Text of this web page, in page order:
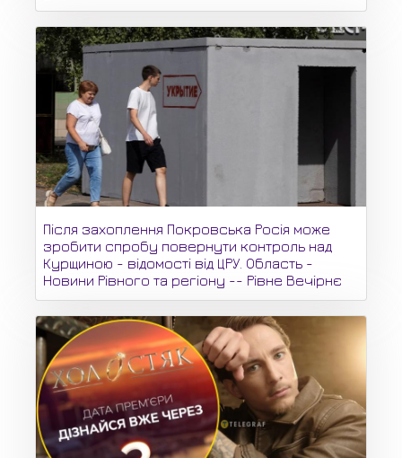
Після захоплення Покровська Росія може
зробити спробу повернути контроль над
Курщиною - відомості від ЦРУ. Область -
Новини Рівного та регіону -- Рівне Вечірнє